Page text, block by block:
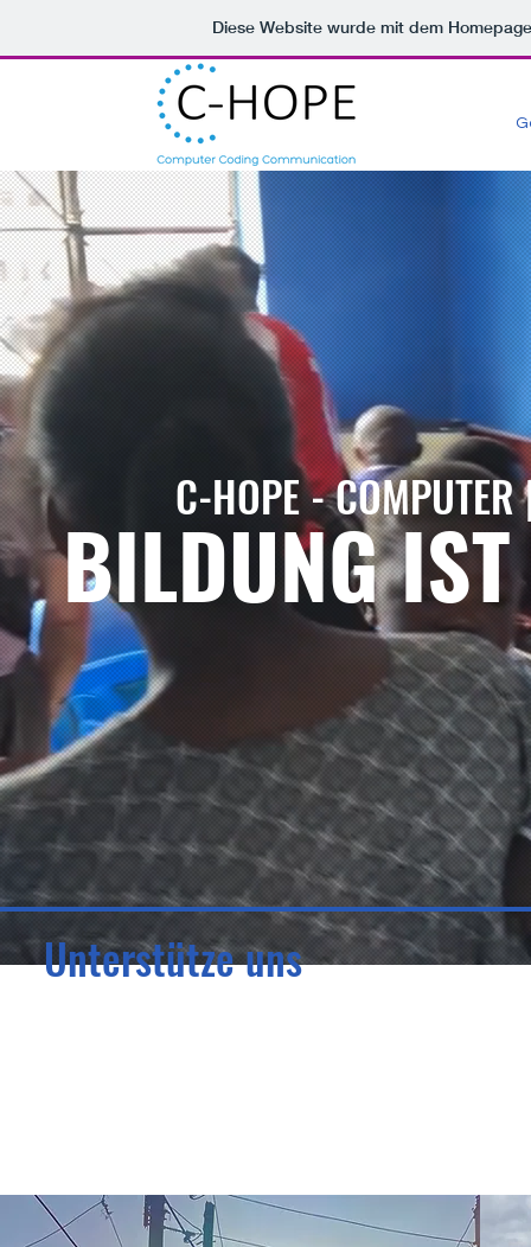
Diese Website wurde mit dem
C-HOPE -
BILDUNG
Unterstütze uns